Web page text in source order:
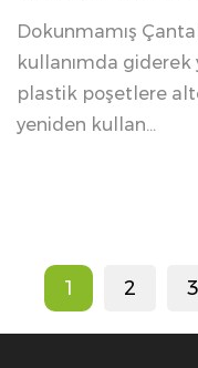
Dokunmamış
kullanımda giderek
plastik poşetlere
yeniden kullan...
1 2 3